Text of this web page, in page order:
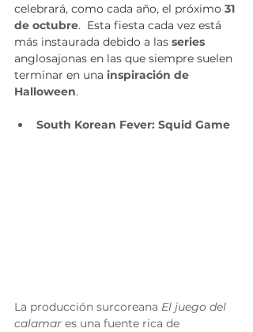
celebrará, como cada año, el próximo 31
de octubre.  Esta fiesta cada vez está
más instaurada debido a las series
anglosajonas en las que siempre suelen
terminar en una inspiración de
Halloween.
South Korean Fever: Squid Game
La producción surcoreana El juego del
calamar es una fuente rica de